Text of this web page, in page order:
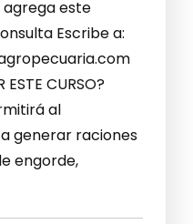
agrega este
Escribe a:
ESTE CURSO?
al
generar raciones
engorde,